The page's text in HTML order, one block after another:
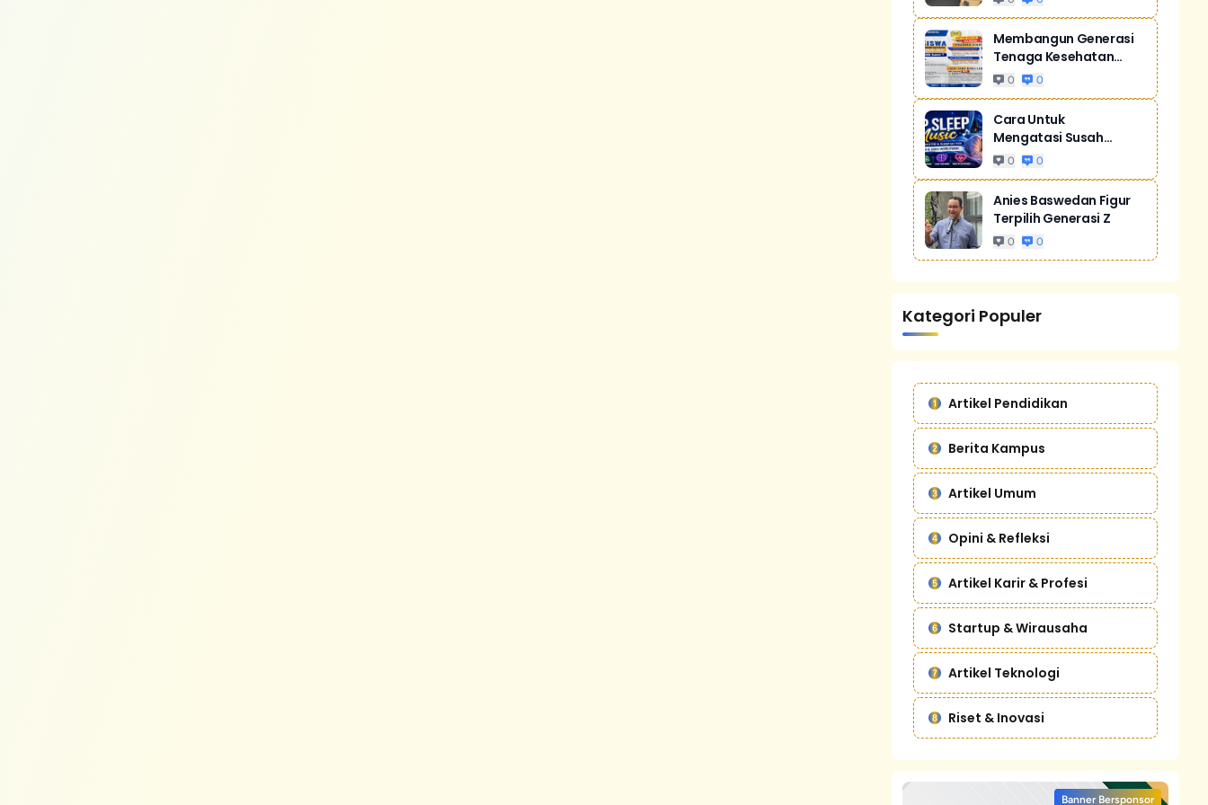
Membangun Generasi
Tenaga Kesehatan
Unggul Dan Men...
0 0
Cara Untuk
Mengatasi Susah
Tidur Akibat Stres
0 0
Anies Baswedan Figur
Terpilih Generasi Z
0 0
Kategori Populer
Artikel Pendidikan
Berita Kampus
Artikel Umum
Opini & Refleksi
Artikel Karir & Profesi
Startup & Wirausaha
Artikel Teknologi
Riset & Inovasi
Banner Bersponsor